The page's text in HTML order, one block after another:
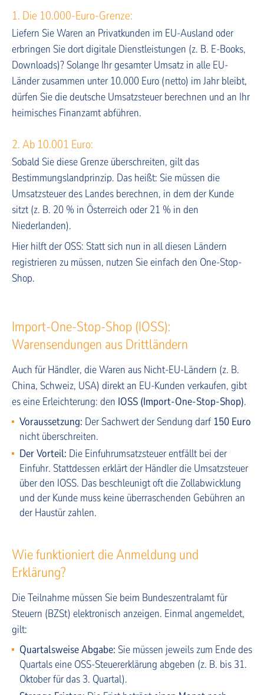
1. Die 10.000-Euro-Grenze:
Liefern Sie Waren an Privatkunden im EU-Ausland oder
erbringen Sie dort digitale Dienstleistungen (z. B. E-Books,
Downloads)? Solange Ihr gesamter Umsatz in alle EU-
Länder zusammen unter 10.000 Euro (netto) im Jahr bleibt,
dürfen Sie die deutsche Umsatzsteuer berechnen und an Ihr
heimisches Finanzamt abführen.
2. Ab 10.001 Euro:
Sobald Sie diese Grenze überschreiten, gilt das
Bestimmungslandprinzip. Das heißt: Sie müssen die
Umsatzsteuer des Landes berechnen, in dem der Kunde
sitzt (z. B. 20 % in Österreich oder 21 % in den
Niederlanden).
Hier hilft der OSS: Statt sich nun in all diesen Ländern
registrieren zu müssen, nutzen Sie einfach den One-Stop-
Shop.
Import-One-Stop-Shop (IOSS):
Warensendungen aus Drittländern
Auch für Händler, die Waren aus Nicht-EU-Ländern (z. B.
China, Schweiz, USA) direkt an EU-Kunden verkaufen, gibt
es eine Erleichterung: den IOSS (Import-One-Stop-Shop).
Voraussetzung: Der Sachwert der Sendung darf 150 Euro
nicht überschreiten.
Der Vorteil: Die Einfuhrumsatzsteuer entfällt bei der
Einfuhr. Stattdessen erklärt der Händler die Umsatzsteuer
über den IOSS. Das beschleunigt oft die Zollabwicklung
und der Kunde muss keine überraschenden Gebühren an
der Haustür zahlen.
Wie funktioniert die Anmeldung und
Erklärung?
Die Teilnahme müssen Sie beim Bundeszentralamt für
Steuern (BZSt) elektronisch anzeigen. Einmal angemeldet,
gilt:
Quartalsweise Abgabe: Sie müssen jeweils zum Ende des
Quartals eine OSS-Steuererklärung abgeben (z. B. bis 31.
Oktober für das 3. Quartal).